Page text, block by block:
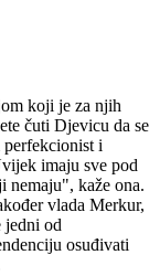
koji je za njih
čuti Djevicu da se
i
imaju sve pod
nemaju", kaže ona.
vlada Merkur,
jedni od
osuđivati